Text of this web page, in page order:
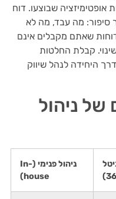
שבוצעו. דוח
סיפור: מה עבד, מה לא
שאתם מקבלים אינם
קבלת החלטות
היחידה לנהל שיווק
של ניהול
ניהול פנימי (In-
house)